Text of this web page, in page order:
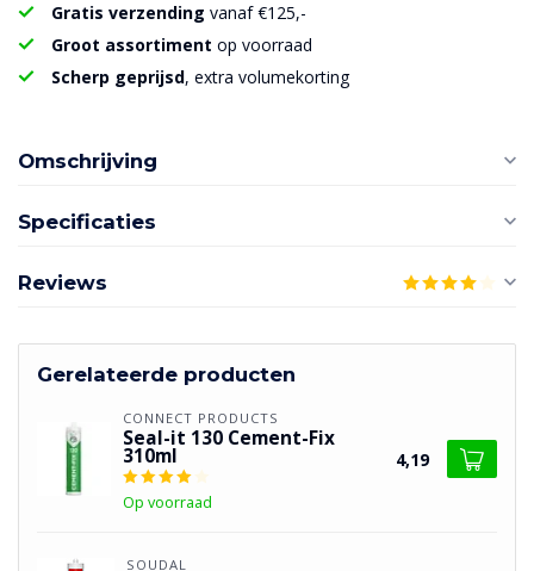
Gratis verzending vanaf €125,-
Groot assortiment op voorraad
Scherp geprijsd, extra volumekorting
Omschrijving
Specificaties
Reviews
Gerelateerde producten
CONNECT PRODUCTS
Seal-it 130 Cement-Fix
310ml
Op voorraad
4,19
SOUDAL